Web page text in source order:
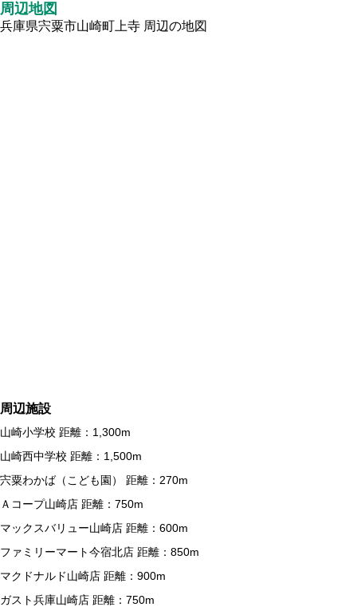
周辺地図
兵庫県宍粟市山崎町上寺 周辺の地図
周辺施設
山崎小学校 距離：1,300m
山崎西中学校 距離：1,500m
宍粟わかば（こども園） 距離：270m
Ａコープ山崎店 距離：750m
マックスバリュー山崎店 距離：600m
ファミリーマート今宿北店 距離：850m
マクドナルド山崎店 距離：900m
ガスト兵庫山崎店 距離：750m